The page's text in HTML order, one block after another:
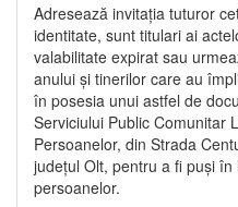
Adresează invitația tuturor
identitate, sunt titulari ai
valabilitate expirat sau
anului și tinerilor care au
în posesia unui astfel de
Serviciului Public Comunitar
Persoanelor, din Strada
județul Olt, pentru a fi puși
persoanelor.